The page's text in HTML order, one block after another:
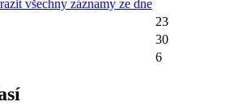
všechny záznamy ze dne
23
30
6